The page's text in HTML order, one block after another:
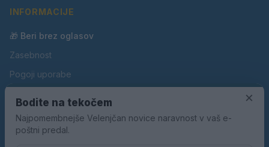
INFORMACIJE
🎁 Beri brez oglasov
Zasebnost
Pogoji uporabe
Oglaševanje
Kontakt
×
Bodite na tekočem
Najpomembnejše Velenjčan novice naravnost v vaš e-
poštni predal.